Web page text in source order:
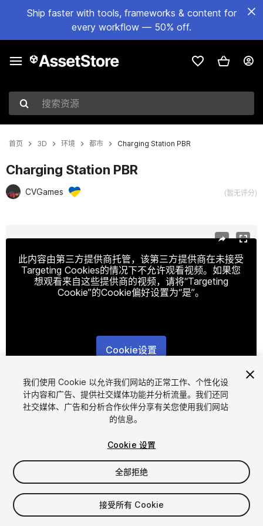
Ship faster with tools, frameworks & content for
every workflow — 50% off.
搜索资源
首页 3D 环境 都市 Charging Station PBR
Charging Station PBR
CVGames (暂无评分)
此内容由第三方提供商托管，该第三方提供商在未接受
Targeting Cookies的情况下不允许观看视频。如果您
想观看来自这些提供商的视频，请将“Targeting
Cookie”的Cookie偏好设置为“是”。
Cookie设置
1/8
$6.99
增值税将在结算时计算
我们使用 Cookie 以允许我们网站的正常工作、个性化设
计内容和广告、提供社交媒体功能并分析流量。我们还同
社交媒体、广告和分析合作伙伴分享有关您使用我们网站
的信息。
Cookie 设置
全部拒绝
接受所有 Cookie